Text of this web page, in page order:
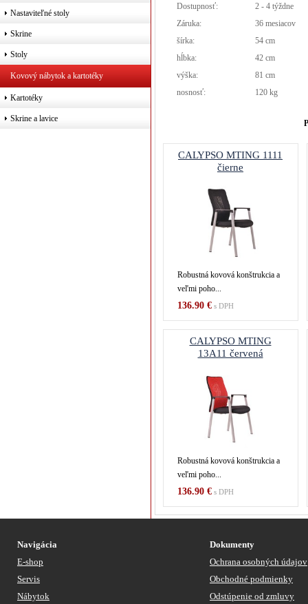
Nastaviteľné stoly
Skrine
Stoly
Kovový nábytok a kartotéky
Kartotéky
Skrine a lavice
Dostupnosť:
2 - 4 týždne
Záruka:
36 mesiacov
šírka:
54 cm
hĺbka:
42 cm
výška:
81 cm
nosnosť:
120 kg
CALYPSO MTING 1111
čierne
Robustná kovová konštrukcia a
veľmi poho...
136.90 €s DPH
CALYPSO MTING
13A11 červená
Robustná kovová konštrukcia a
veľmi poho...
136.90 €s DPH
Navigácia
E-shop
Servis
Nábytok
Dokumenty
Ochrana osobných údajov
Obchodné podmienky
Odstúpenie od zmluvy